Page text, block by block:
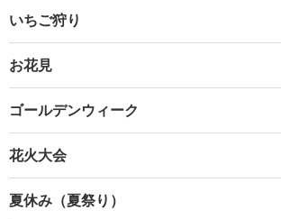
いちご狩り
お花見
ゴールデンウィーク
花火大会
夏休み（夏祭り）